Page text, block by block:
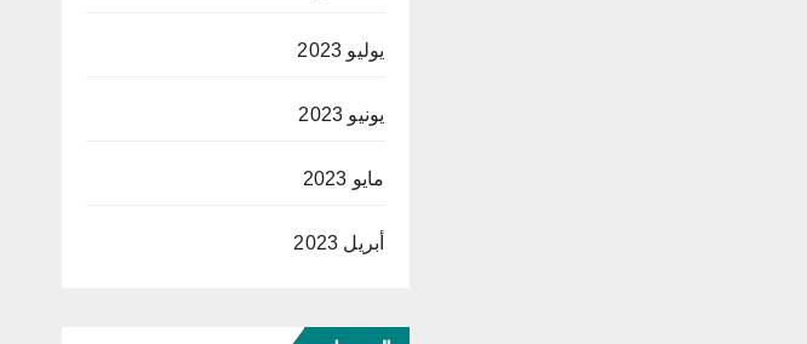
يوليو 2023
يونيو 2023
مايو 2023
أبريل 2023